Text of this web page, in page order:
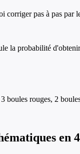
corriger pas à pas par
la probabilité
boules rouges, 2
en